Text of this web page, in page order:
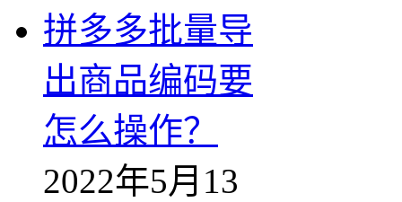
拼多多批量导
出商品编码要
怎么操作？
2022年5月13